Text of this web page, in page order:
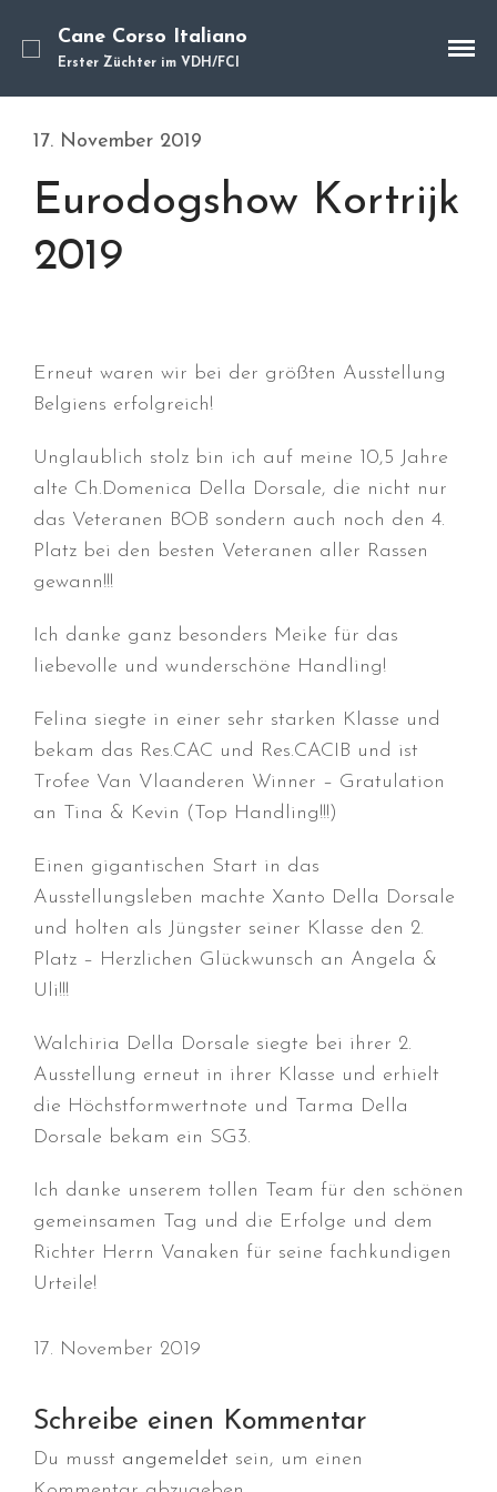
Cane Corso
Würfe
Durchmarsch und Urlaubsgefühle
Zino Della Dorsale sucht ein
neues Zuhause!
Voller Erfolg in Gerpinnes (B)!!
BIG 2 Platz 3 in Dortmund!
Mai 2026
Dezember 2025
November 2025
Oktober 2025
April 2025
März 2025
Cane Corso Italiano
Erster Züchter im VDH/FCI
17. November 2019
Eurodogshow Kortrijk
2019
Erneut waren wir bei der größten Ausstellung
Belgiens erfolgreich!
Unglaublich stolz bin ich auf meine 10,5 Jahre
alte Ch.Domenica Della Dorsale, die nicht nur
das Veteranen BOB sondern auch noch den 4.
Platz bei den besten Veteranen aller Rassen
gewann!!!
Ich danke ganz besonders Meike für das
liebevolle und wunderschöne Handling!
Felina siegte in einer sehr starken Klasse und
bekam das Res.CAC und Res.CACIB und ist
Trofee Van Vlaanderen Winner – Gratulation
an Tina & Kevin (Top Handling!!!)
Einen gigantischen Start in das
Ausstellungsleben machte Xanto Della Dorsale
und holten als Jüngster seiner Klasse den 2.
Platz – Herzlichen Glückwunsch an Angela &
Uli!!!
Walchiria Della Dorsale siegte bei ihrer 2.
Ausstellung erneut in ihrer Klasse und erhielt
die Höchstformwertnote und Tarma Della
Dorsale bekam ein SG3.
Ich danke unserem tollen Team für den schönen
gemeinsamen Tag und die Erfolge und dem
Richter Herrn Vanaken für seine fachkundigen
Urteile!
17. November 2019
Schreibe einen Kommentar
Du musst angemeldet sein, um einen